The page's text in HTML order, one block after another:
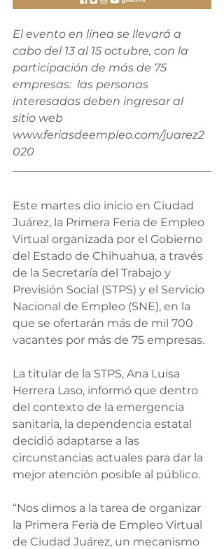
El evento en línea se llevará a
cabo del 13 al 15 octubre, con la
participación de más de 75
empresas:  las personas
interesadas deben ingresar al
sitio web
www.feriasdeempleo.com/juarez2
020
Este martes dio inicio en Ciudad
Juárez, la Primera Feria de Empleo
Virtual organizada por el Gobierno
del Estado de Chihuahua, a través
de la Secretaría del Trabajo y
Previsión Social (STPS) y el Servicio
Nacional de Empleo (SNE), en la
que se ofertarán más de mil 700
vacantes por más de 75 empresas.
La titular de la STPS, Ana Luisa
Herrera Laso, informó que dentro
del contexto de la emergencia
sanitaria, la dependencia estatal
decidió adaptarse a las
circunstancias actuales para dar la
mejor atención posible al público.
“Nos dimos a la tarea de organizar
la Primera Feria de Empleo Virtual
de Ciudad Juárez, un mecanismo